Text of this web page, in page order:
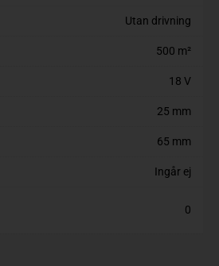
Utan drivning
500 m²
18 V
25 mm
65 mm
Ingår ej
0